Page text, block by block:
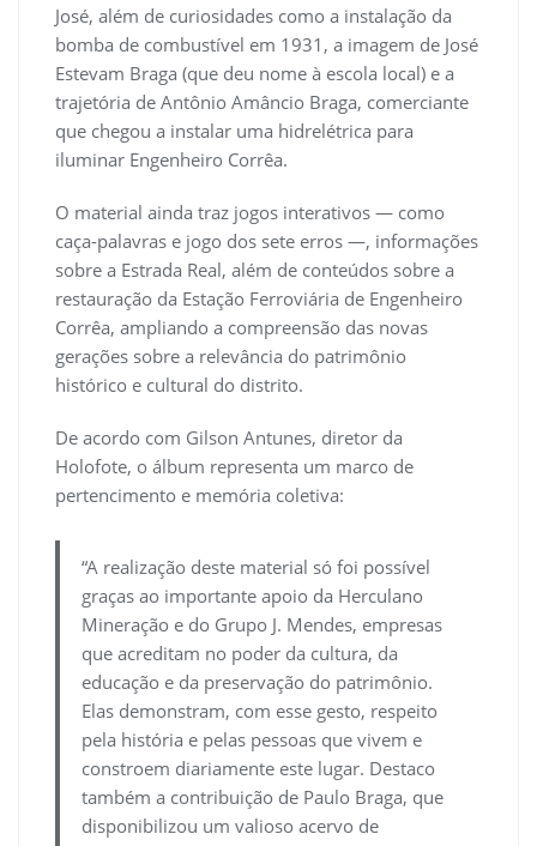
José, além de curiosidades como a instalação da
bomba de combustível em 1931, a imagem de José
Estevam Braga (que deu nome à escola local) e a
trajetória de Antônio Amâncio Braga, comerciante
que chegou a instalar uma hidrelétrica para
iluminar Engenheiro Corrêa.
O material ainda traz jogos interativos — como
caça-palavras e jogo dos sete erros —, informações
sobre a Estrada Real, além de conteúdos sobre a
restauração da Estação Ferroviária de Engenheiro
Corrêa, ampliando a compreensão das novas
gerações sobre a relevância do patrimônio
histórico e cultural do distrito.
De acordo com Gilson Antunes, diretor da
Holofote, o álbum representa um marco de
pertencimento e memória coletiva:
“A realização deste material só foi possível
graças ao importante apoio da Herculano
Mineração e do Grupo J. Mendes, empresas
que acreditam no poder da cultura, da
educação e da preservação do patrimônio.
Elas demonstram, com esse gesto, respeito
pela história e pelas pessoas que vivem e
constroem diariamente este lugar. Destaco
também a contribuição de Paulo Braga, que
disponibilizou um valioso acervo de